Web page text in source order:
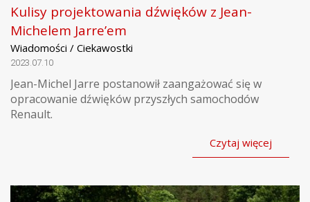
Kulisy projektowania dźwięków z Jean-
Michelem Jarre’em
Wiadomości / Ciekawostki
2023.07.10
Jean-Michel Jarre postanowił zaangażować się w
opracowanie dźwięków przyszłych samochodów
Renault.
Czytaj więcej